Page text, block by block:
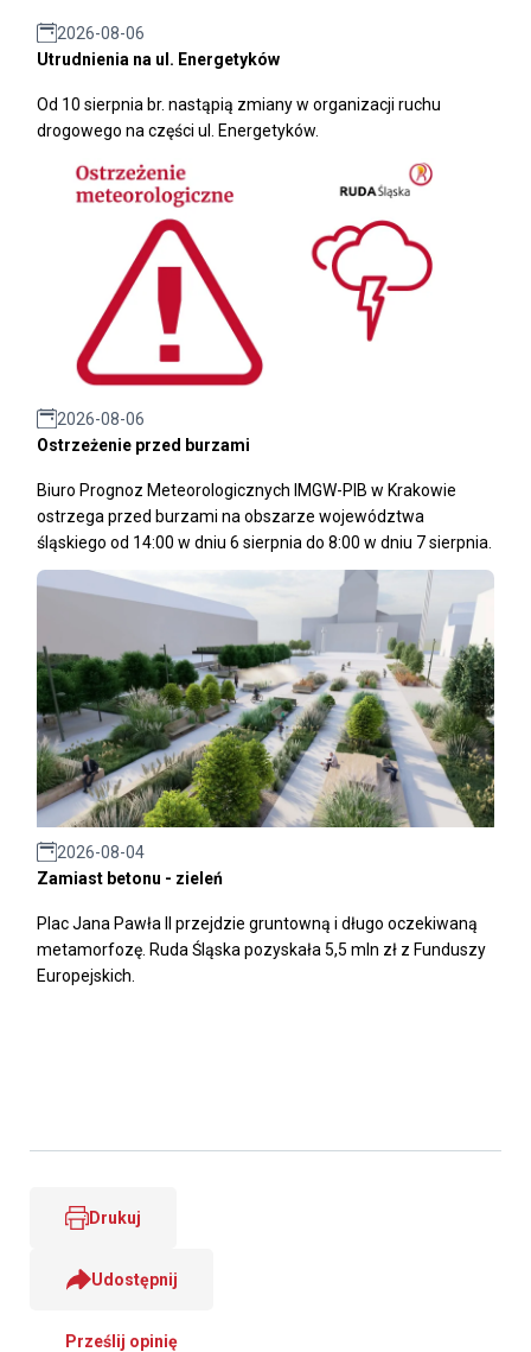
2026-08-06
Utrudnienia na ul. Energetyków
Od 10 sierpnia br. nastąpią zmiany w organizacji ruchu
drogowego na części ul. Energetyków.
2026-08-06
Ostrzeżenie przed burzami
Biuro Prognoz Meteorologicznych IMGW-PIB w Krakowie
ostrzega przed burzami na obszarze województwa
śląskiego od 14:00 w dniu 6 sierpnia do 8:00 w dniu 7 sierpnia.
2026-08-04
Zamiast betonu - zieleń
Plac Jana Pawła II przejdzie gruntowną i długo oczekiwaną
metamorfozę. Ruda Śląska pozyskała 5,5 mln zł z Funduszy
Europejskich.
Drukuj
Udostępnij
Prześlij opinię